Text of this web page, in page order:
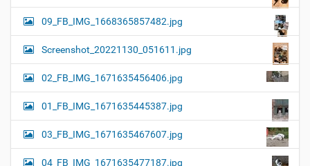
09_FB_IMG_1668365857482.jpg
Screenshot_20221130_051611.jpg
02_FB_IMG_1671635456406.jpg
01_FB_IMG_1671635445387.jpg
03_FB_IMG_1671635467607.jpg
04_FB_IMG_1671635477187.jpg